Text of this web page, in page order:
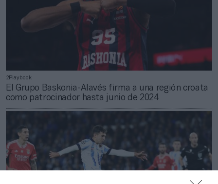
2Playbook
El Grupo Baskonia-Alavés firma a una región croata
como patrocinador hasta junio de 2024